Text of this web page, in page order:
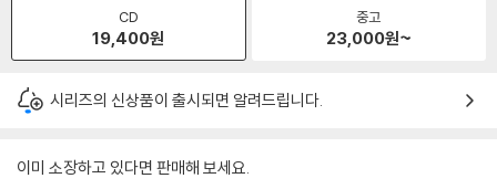
CD
19,400원
중고
23,000원~
시리즈의 신상품이 출시되면 알려드립니다.
이미 소장하고 있다면 판매해 보세요.